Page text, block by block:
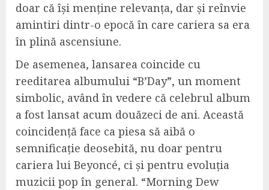
doar că își menține relevanța, dar și reînvie
amintiri dintr-o epocă în care cariera sa era
în plină ascensiune.
De asemenea, lansarea coincide cu
reeditarea albumului “B’Day”, un moment
simbolic, având în vedere că celebrul album
a fost lansat acum douăzeci de ani. Această
coincidență face ca piesa să aibă o
semnificație deosebită, nu doar pentru
cariera lui Beyoncé, ci și pentru evoluția
muzicii pop în general. “Morning Dew